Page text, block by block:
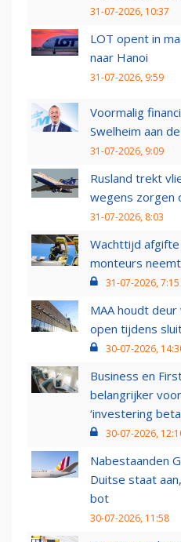
31-07-2026, 10:37
LOT opent in
naar Hanoi
31-07-2026, 9:59
Voormalig
Swelheim aan
31-07-2026, 9:09
Rusland trekt
wegens zorgen
31-07-2026, 8:03
Wachttijd
monteurs
31-07-2026, 7:15
MAA houdt
open tijdens
30-07-2026,
Business en
belangrijker
‘investering
30-07-2026,
Nabestaanden
Duitse staat
bot
30-07-2026, 11:58